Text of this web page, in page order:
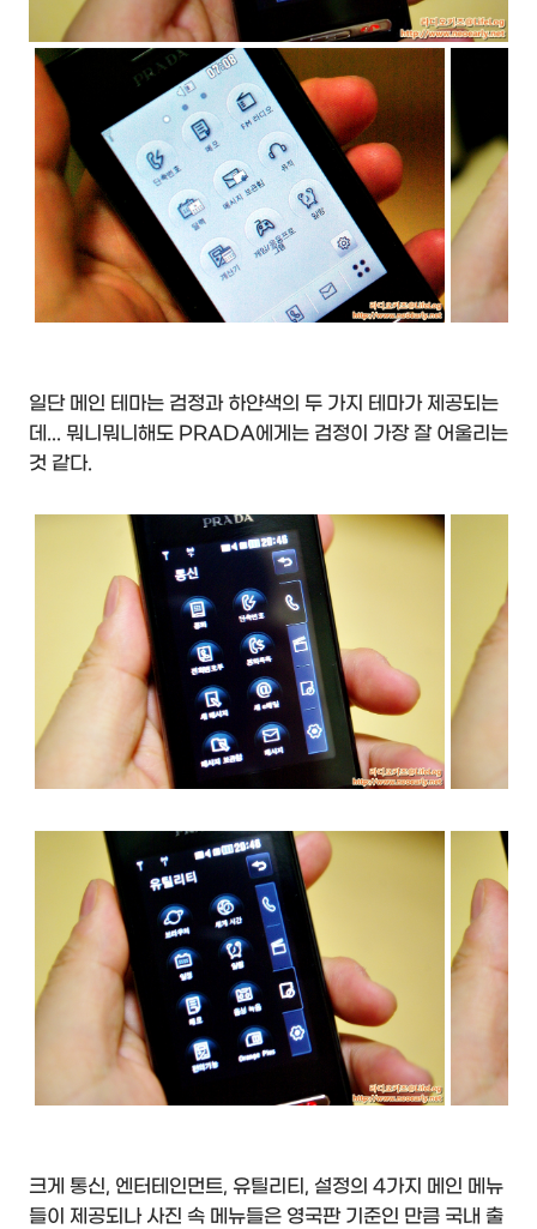
일단 메인 테마는 검정과 하얀색의 두 가지 테마가 제공되는
데... 뭐니뭐니해도 PRADA에게는 검정이 가장 잘 어울리는
것 같다.
크게 통신, 엔터테인먼트, 유틸리티, 설정의 4가지 메인 메뉴
들이 제공되나 사진 속 메뉴들은 영국판 기준인 만큼 국내 출